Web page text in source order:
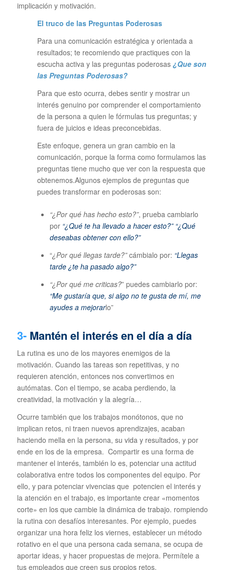
implicación y motivación.
El truco de las Preguntas Poderosas
Para una comunicación estratégica y orientada a
resultados; te recomiendo que practiques con la
escucha activa y las preguntas poderosas ¿Que son
las Preguntas Poderosas?
Para que esto ocurra, debes sentir y mostrar un
interés genuino por comprender el comportamiento
de la persona a quien le fórmulas tus preguntas; y
fuera de juicios e ideas preconcebidas.
Este enfoque, genera un gran cambio en la
comunicación, porque la forma como formulamos las
preguntas tiene mucho que ver con la respuesta que
obtenemos.Algunos ejemplos de preguntas que
puedes transformar en poderosas son:
“¿Por qué has hecho esto?”, prueba cambiarlo
por “¿Qué te ha llevado a hacer esto?” “¿Qué
deseabas obtener con ello?”
“¿Por qué llegas tarde?”cámbialo por: “Llegas
tarde ¿te ha pasado algo?”
“¿Por qué me criticas?” puedes cambiarlo por:
“Me gustaría que, si algo no te gusta de mí, me
ayudes a mejorarlo”
3- Mantén el interés ​​en el día a día
La rutina es uno de los mayores enemigos de la
motivación. Cuando las tareas son repetitivas, y no
requieren atención, entonces nos convertimos en
autómatas. Con el tiempo, se acaba perdiendo, la
creatividad, la motivación y la alegría…
Ocurre también que los trabajos monótonos, que no
implican retos, ni traen nuevos aprendizajes, acaban
haciendo mella en la persona, su vida y resultados, y por
ende en los de la empresa. Compartir es una forma de
mantener el interés, también lo es, potenciar una actitud
colaborativa entre todos los componentes del equipo. Por
ello, y para potenciar vivencias que potencien el interés y
la atención en el trabajo, es importante crear «momentos
corte» en los que cambie la dinámica de trabajo. rompiendo
la rutina con desafíos interesantes. Por ejemplo, puedes
organizar una hora feliz los viernes, establecer un método
rotativo en el que una persona cada semana, se ocupa de
aportar ideas, y hacer propuestas de mejora. Permítele a
tus empleados que creen sus propios retos.